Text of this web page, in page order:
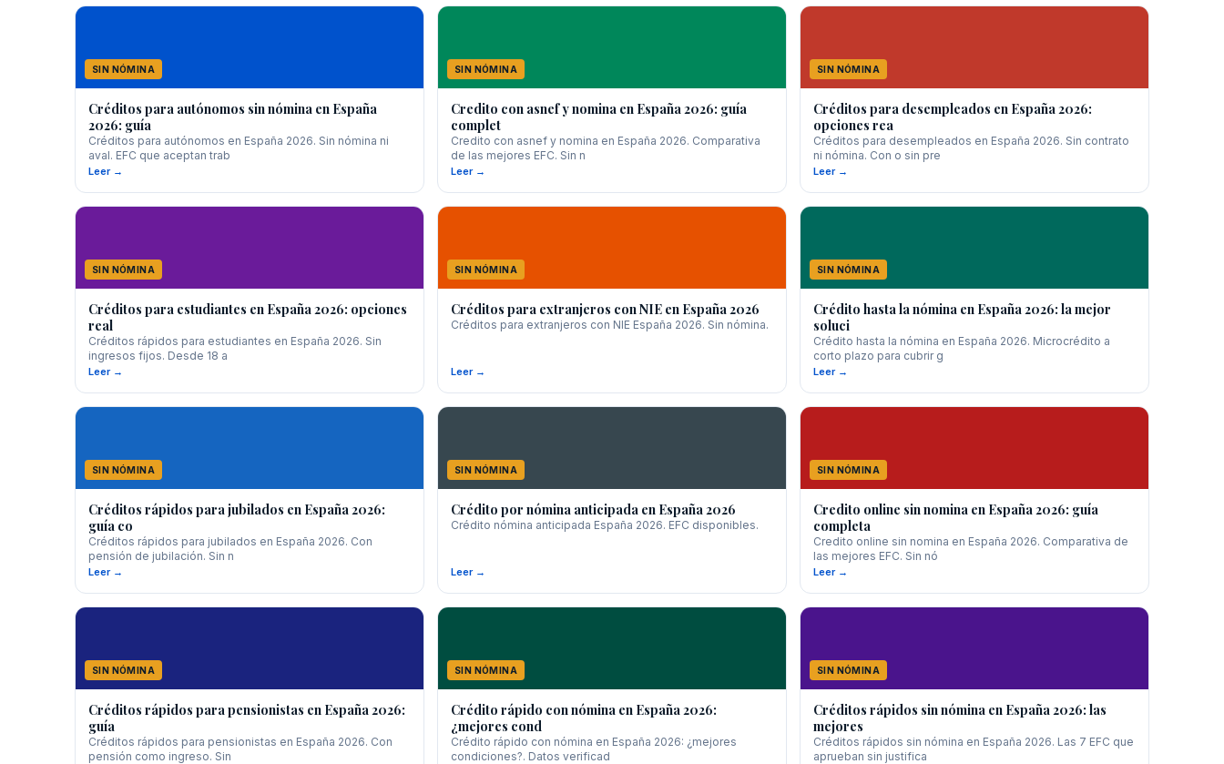
SIN NÓMINA
Créditos para autónomos sin nómina en España
2026: guía
Créditos para autónomos en España 2026. Sin nómina ni
aval. EFC que aceptan trab
Leer →
SIN NÓMINA
Credito con asnef y nomina en España 2026: guía
complet
Credito con asnef y nomina en España 2026. Comparativa
de las mejores EFC. Sin n
Leer →
SIN NÓMINA
Créditos para desempleados en España 2026:
opciones rea
Créditos para desempleados en España 2026. Sin contrato
ni nómina. Con o sin pre
Leer →
SIN NÓMINA
Créditos para estudiantes en España 2026: opciones
real
Créditos rápidos para estudiantes en España 2026. Sin
ingresos fijos. Desde 18 a
Leer →
SIN NÓMINA
Créditos para extranjeros con NIE en España 2026
Créditos para extranjeros con NIE España 2026. Sin nómina.
Leer →
SIN NÓMINA
Crédito hasta la nómina en España 2026: la mejor
soluci
Crédito hasta la nómina en España 2026. Microcrédito a
corto plazo para cubrir g
Leer →
SIN NÓMINA
Créditos rápidos para jubilados en España 2026:
guía co
Créditos rápidos para jubilados en España 2026. Con
pensión de jubilación. Sin n
Leer →
SIN NÓMINA
Crédito por nómina anticipada en España 2026
Crédito nómina anticipada España 2026. EFC disponibles.
Leer →
SIN NÓMINA
Credito online sin nomina en España 2026: guía
completa
Credito online sin nomina en España 2026. Comparativa de
las mejores EFC. Sin nó
Leer →
SIN NÓMINA
Créditos rápidos para pensionistas en España 2026:
guía
Créditos rápidos para pensionistas en España 2026. Con
pensión como ingreso. Sin
SIN NÓMINA
Crédito rápido con nómina en España 2026:
¿mejores cond
Crédito rápido con nómina en España 2026: ¿mejores
condiciones?. Datos verificad
SIN NÓMINA
Créditos rápidos sin nómina en España 2026: las
mejores
Créditos rápidos sin nómina en España 2026. Las 7 EFC que
aprueban sin justifica